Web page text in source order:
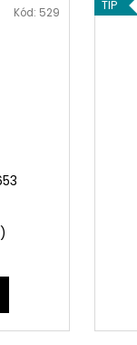
Kód: 529 TIP